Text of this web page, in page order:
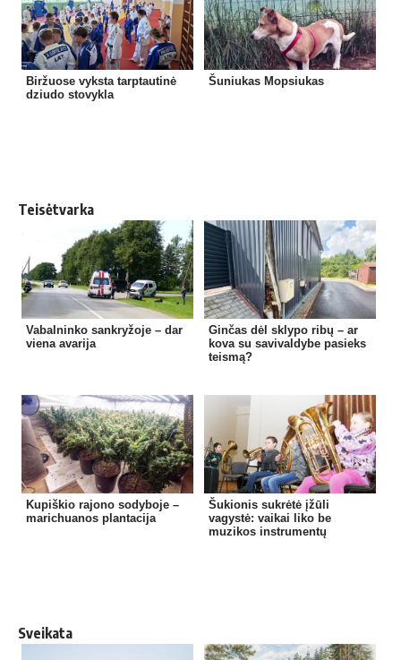
Biržuose vyksta tarptautinė
dziudo stovykla
Šuniukas Mopsiukas
Teisėtvarka
Vabalninko sankryžoje – dar
viena avarija
Ginčas dėl sklypo ribų – ar
kova su savivaldybe pasieks
teismą?
Kupiškio rajono sodyboje –
marichuanos plantacija
Šukionis sukrėtė įžūli
vagystė: vaikai liko be
muzikos instrumentų
Sveikata